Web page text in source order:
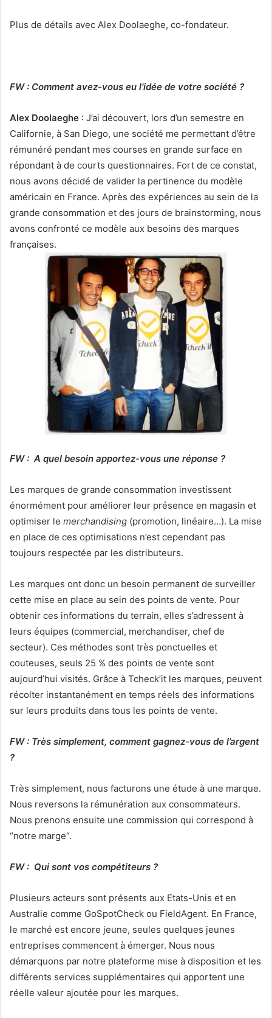
Plus de détails avec Alex Doolaeghe, co-fondateur.
FW : Comment avez-vous eu l’idée de votre société ?
Alex Doolaeghe : J’ai découvert, lors d’un semestre en
Californie, à San Diego, une société me permettant d’être
rémunéré pendant mes courses en grande surface en
répondant à de courts questionnaires. Fort de ce constat,
nous avons décidé de valider la pertinence du modèle
américain en France. Après des expériences au sein de la
grande consommation et des jours de brainstorming, nous
avons confronté ce modèle aux besoins des marques
françaises.
FW : A quel besoin apportez-vous une réponse ?
Les marques de grande consommation investissent
énormément pour améliorer leur présence en magasin et
optimiser le merchandising (promotion, linéaire…). La mise
en place de ces optimisations n’est cependant pas
toujours respectée par les distributeurs.
Les marques ont donc un besoin permanent de surveiller
cette mise en place au sein des points de vente. Pour
obtenir ces informations du terrain, elles s’adressent à
leurs équipes (commercial, merchandiser, chef de
secteur). Ces méthodes sont très ponctuelles et
couteuses, seuls 25 % des points de vente sont
aujourd’hui visités. Grâce à Tcheck’it les marques, peuvent
récolter instantanément en temps réels des informations
sur leurs produits dans tous les points de vente.
FW : Très simplement, comment gagnez-vous de l’argent
?
Très simplement, nous facturons une étude à une marque.
Nous reversons la rémunération aux consommateurs.
Nous prenons ensuite une commission qui correspond à
“notre marge“.
FW : Qui sont vos compétiteurs ?
Plusieurs acteurs sont présents aux Etats-Unis et en
Australie comme GoSpotCheck ou FieldAgent. En France,
le marché est encore jeune, seules quelques jeunes
entreprises commencent à émerger. Nous nous
démarquons par notre plateforme mise à disposition et les
différents services supplémentaires qui apportent une
réelle valeur ajoutée pour les marques.